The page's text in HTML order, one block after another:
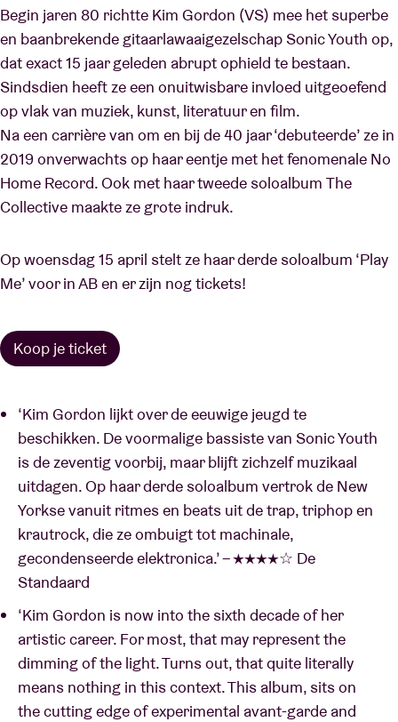
Begin jaren 80 richtte Kim Gordon (VS) mee het superbe
en baanbrekende gitaarlawaaigezelschap Sonic Youth op,
dat exact 15 jaar geleden abrupt ophield te bestaan.
Sindsdien heeft ze een onuitwisbare invloed uitgeoefend
op vlak van muziek, kunst, literatuur en film.
Na een carrière van om en bij de 40 jaar ‘debuteerde’ ze in
2019 onverwachts op haar eentje met het fenomenale No
Home Record. Ook met haar tweede soloalbum The
Collective maakte ze grote indruk.
Op woensdag 15 april stelt ze haar derde soloalbum ‘Play
Me’ voor in AB en er zijn nog tickets!
Koop je ticket
‘Kim Gordon lijkt over de eeuwige jeugd te
beschikken. De voormalige bassiste van Sonic Youth
is de zeventig voorbij, maar blijft zichzelf muzikaal
uitdagen. Op haar derde soloalbum vertrok de New
Yorkse vanuit ritmes en beats uit de trap, triphop en
krautrock, die ze ombuigt tot machinale,
gecondenseerde elektronica.’ – ★★★★☆ De
Standaard
‘Kim Gordon is now into the sixth decade of her
artistic career. For most, that may represent the
dimming of the light. Turns out, that quite literally
means nothing in this context. This album, sits on
the cutting edge of experimental avant-garde and